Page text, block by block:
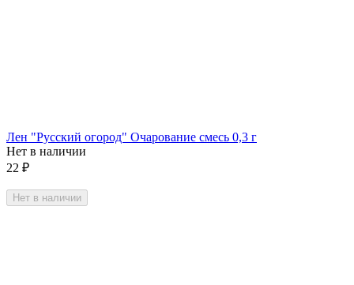
Лен "Русский огород" Очарование смесь 0,3 г
Нет в наличии
22 ₽
Нет в наличии